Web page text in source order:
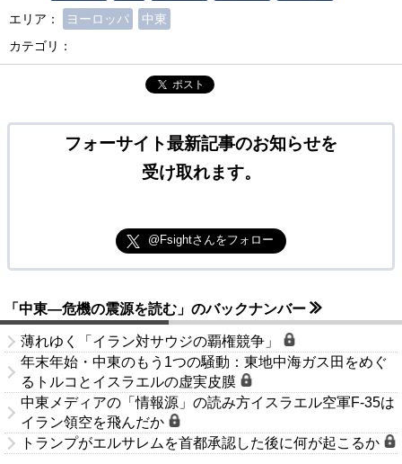
エリア：
ヨーロッパ
中東
カテゴリ：
ポスト
フォーサイト最新記事のお知らせを
受け取れます。
@Fsightさんをフォロー
「中東―危機の震源を読む」のバックナンバー
薄れゆく「イラン対サウジの覇権競争」
年末年始・中東のもう1つの騒動：東地中海ガス田をめぐ
るトルコとイスラエルの虚実皮膜
中東メディアの「情報源」の読み方イスラエル空軍F-35は
イラン領空を飛んだか
トランプがエルサレムを首都承認した後に何が起こるか